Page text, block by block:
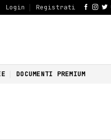
Login Registrati
DOCUMENTI PREMIUM